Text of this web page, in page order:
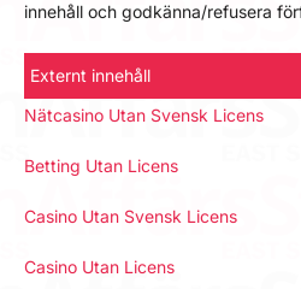
innehåll och godkänna/refusera
Externt innehåll
Nätcasino Utan Svensk Licens
Betting Utan Licens
Casino Utan Svensk Licens
Casino Utan Licens